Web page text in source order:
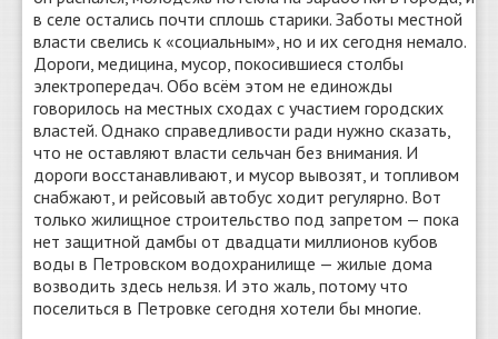
в селе остались почти сплошь старики. Заботы местной
власти свелись к «социальным», но и их сегодня немало.
Дороги, медицина, мусор, покосившиеся столбы
электропередач. Обо всём этом не единожды
говорилось на местных сходах с участием городских
властей. Однако справедливости ради нужно сказать,
что не оставляют власти сельчан без внимания. И
дороги восстанавливают, и мусор вывозят, и топливом
снабжают, и рейсовый автобус ходит регулярно. Вот
только жилищное строительство под запретом — пока
нет защитной дамбы от двадцати миллионов кубов
воды в Петровском водохранилище — жилые дома
возводить здесь нельзя. И это жаль, потому что
поселиться в Петровке сегодня хотели бы многие.